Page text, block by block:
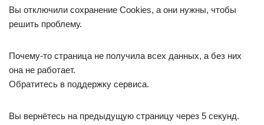
Вы отключили сохранение Cookies, а они нужны, чтобы
решить проблему.
Почему-то страница не получила всех данных, а без них
она не работает.
Обратитесь в поддержку сервиса.
Вы вернётесь на предыдущую страницу через 5 секунд.